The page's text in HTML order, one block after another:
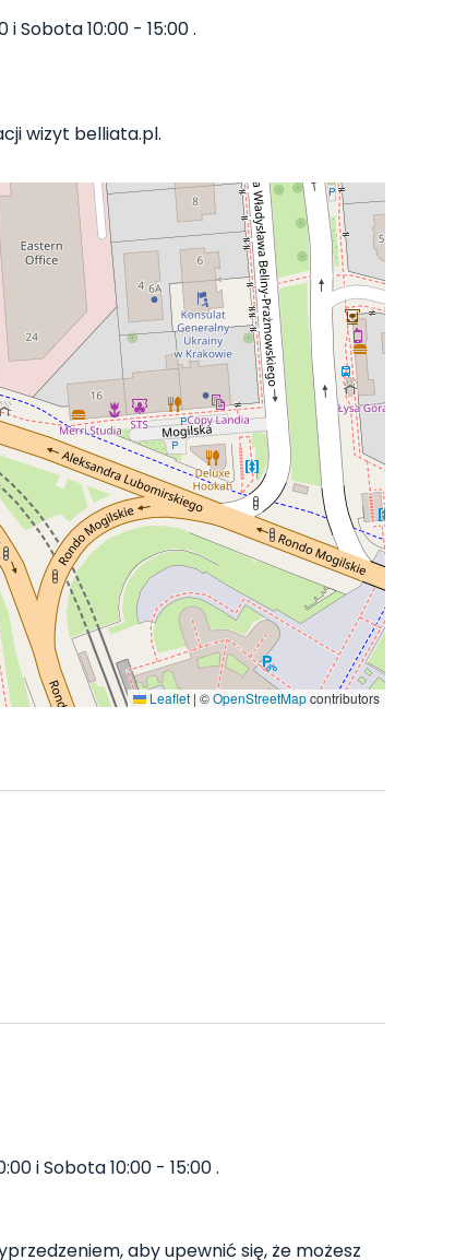
Sobota 10:00 - 15:00 .
wizyt belliata.pl.
Leaflet | ©OpenStreetMapcontributors
i Sobota 10:00 - 15:00 .
aby upewnić się, że możesz